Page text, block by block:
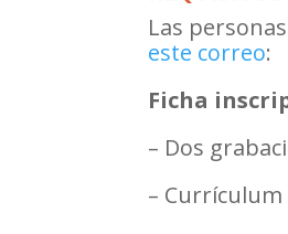
Las
este correo:
Ficha
– Dos
–